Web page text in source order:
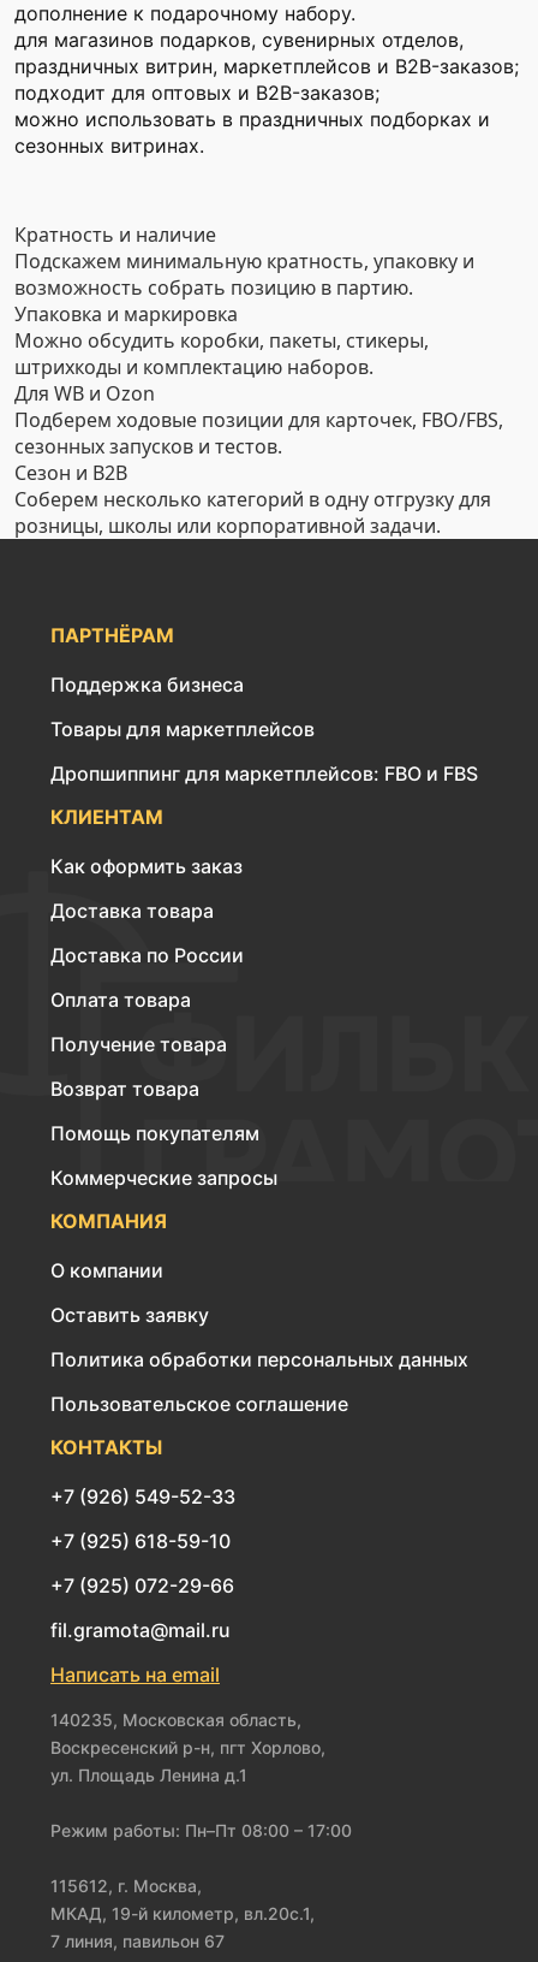
дополнение к подарочному набору.
для магазинов подарков, сувенирных отделов,
праздничных витрин, маркетплейсов и B2B-заказов;
подходит для оптовых и B2B-заказов;
можно использовать в праздничных подборках и
сезонных витринах.
Кратность и наличие
Подскажем минимальную кратность, упаковку и
возможность собрать позицию в партию.
Упаковка и маркировка
Можно обсудить коробки, пакеты, стикеры,
штрихкоды и комплектацию наборов.
Для WB и Ozon
Подберем ходовые позиции для карточек, FBO/FBS,
сезонных запусков и тестов.
Сезон и B2B
Соберем несколько категорий в одну отгрузку для
розницы, школы или корпоративной задачи.
ПАРТНЁРАМ
Поддержка бизнеса
Товары для маркетплейсов
Дропшиппинг для маркетплейсов: FBO и FBS
КЛИЕНТАМ
Как оформить заказ
Доставка товара
Доставка по России
Оплата товара
Получение товара
Возврат товара
Помощь покупателям
Коммерческие запросы
КОМПАНИЯ
О компании
Оставить заявку
Политика обработки персональных данных
Пользовательское соглашение
КОНТАКТЫ
+7 (926) 549-52-33
+7 (925) 618-59-10
+7 (925) 072-29-66
fil.gramota@mail.ru
Написать на email
140235, Московская область,
Воскресенский р-н, пгт Хорлово,
ул. Площадь Ленина д.1
Режим работы: Пн–Пт 08:00 – 17:00
115612, г. Москва,
МКАД, 19-й километр, вл.20с.1,
7 линия, павильон 67